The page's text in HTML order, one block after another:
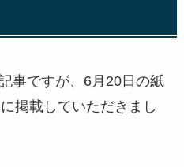
事ですが、6月20日の紙
掲載していただきまし